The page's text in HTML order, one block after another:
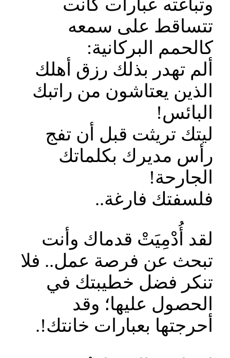
وتباغته عبارات كانت
تتساقط على سمعه
كالحمم البركانية:
ألم تهدر بذلك رزق أهلك
الذين يعتاشون من راتبك
البائس!
ليتك تريثت قبل أن تفج
رأس مديرك بكلماتك
الجارحة!
فلسفتك فارغة..
لقد أُدْمِيَتْ قدماك وأنت
تبحث عن فرصة عمل.. فلا
تنكر فضل خطيبتك في
الحصول عليها؛ وقد
أحرجتها بعبارات خانتك!.